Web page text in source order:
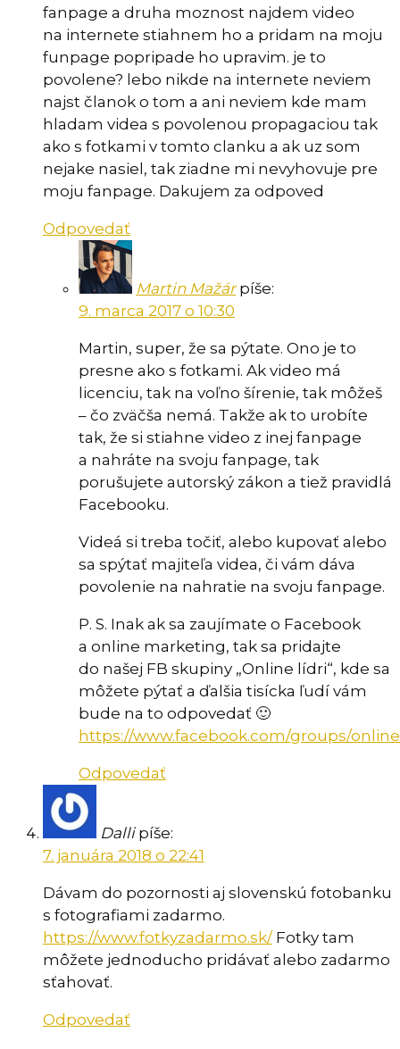
fanpage a druha moznost najdem video
na internete stiahnem ho a pridam na moju
funpage popripade ho upravim. je to
povolene? lebo nikde na internete neviem
najst članok o tom a ani neviem kde mam
hladam videa s povolenou propagaciou tak
ako s fotkami v tomto clanku a ak uz som
nejake nasiel, tak ziadne mi nevyhovuje pre
moju fanpage. Dakujem za odpoved
Odpovedať
Martin Mažár píše:
9. marca 2017 o 10:30
Martin, super, že sa pýtate. Ono je to
presne ako s fotkami. Ak video má
licenciu, tak na voľno šírenie, tak môžeš
– čo zväčša nemá. Takže ak to urobíte
tak, že si stiahne video z inej fanpage
a nahráte na svoju fanpage, tak
porušujete autorský zákon a tiež pravidlá
Facebooku.
Videá si treba točiť, alebo kupovať alebo
sa spýtať majiteľa videa, či vám dáva
povolenie na nahratie na svoju fanpage.
P. S. Inak ak sa zaujímate o Facebook
a online marketing, tak sa pridajte
do našej FB skupiny „Online lídri“, kde sa
môžete pýtať a ďalšia tisícka ľudí vám
bude na to odpovedať 🙂
https://www.facebook.com/groups/
Odpovedať
Dalli píše:
7. januára 2018 o 22:41
Dávam do pozornosti aj slovenskú fotobanku
s fotografiami zadarmo.
https://www.fotkyzadarmo.sk/Fotky tam
môžete jednoducho pridávať alebo zadarmo
sťahovať.
Odpovedať